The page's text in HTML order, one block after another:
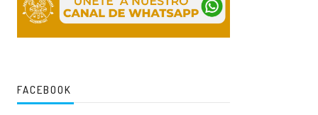
FACEBOOK